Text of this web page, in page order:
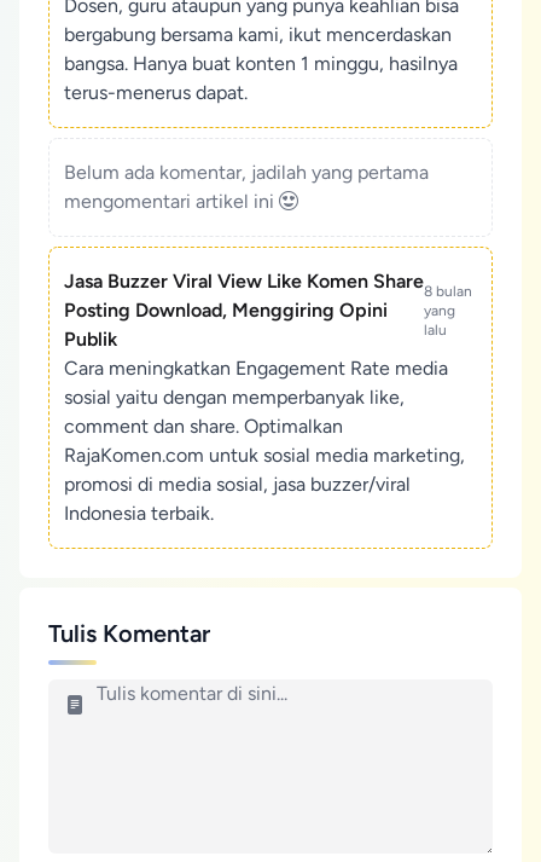
Dosen, guru ataupun yang punya keahlian bisa
bergabung bersama kami, ikut mencerdaskan
bangsa. Hanya buat konten 1 minggu, hasilnya
terus-menerus dapat.
Belum ada komentar, jadilah yang pertama
mengomentari artikel ini
Jasa Buzzer Viral View Like Komen Share
Posting Download, Menggiring Opini
Publik
8 bulan
yang
lalu
Cara meningkatkan Engagement Rate media
sosial yaitu dengan memperbanyak like,
comment dan share. Optimalkan
RajaKomen.com untuk sosial media marketing,
promosi di media sosial, jasa buzzer/viral
Indonesia terbaik.
Tulis Komentar